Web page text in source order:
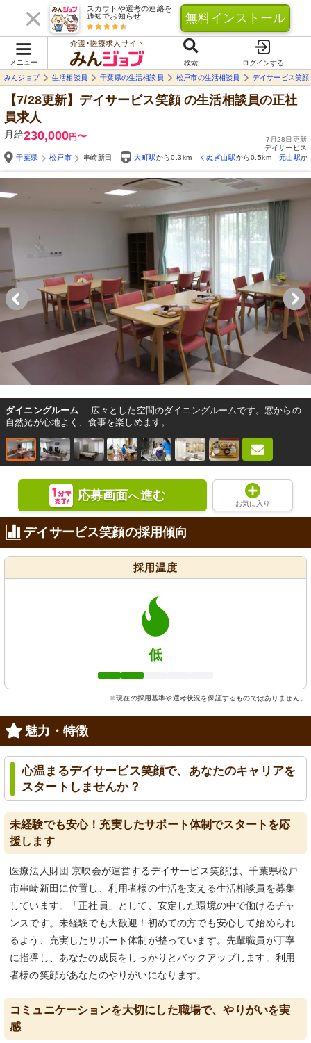
スカウトや選考の連絡を
通知でお知らせ
無料インストール
メニュー
介護･医療求人サイト
検索
ログインする
みんジョブ
生活相談員 千葉県の生活相談員 松戸市の生活相談員 デイサービス笑顔
【7/28更新】デイサービス笑顔の生活相談員の正社
員求人
月給230,000円〜
7月28日更新
デイサービス
千葉県
松戸市 串崎新田 大町駅から0.3km くぬぎ山駅から0.5km 元山駅か
ダイニングルーム
広々とした空間のダイニングルームです。窓からの
自然光が心地よく、食事を楽しめます。
応募画面へ進む
お気に入り
デイサービス笑顔の採用傾向
採用温度
低
※現在の採用基準や選考状況を保証するものではありません。
魅力・特徴
心温まるデイサービス笑顔で、あなたのキャリアを
スタートしませんか？
未経験でも安心！充実したサポート体制でスタートを応
援します
医療法人財団 京映会が運営するデイサービス笑顔は、千葉県松戸
市串崎新田に位置し、利用者様の生活を支える生活相談員を募集
しています。「正社員」として、安定した環境の中で働けるチャ
ンスです。未経験でも大歓迎！初めての方でも安心して始められ
るよう、充実したサポート体制が整っています。先輩職員が丁寧
に指導し、あなたの成長をしっかりとバックアップします。利用
者様の笑顔があなたのやりがいになります。
コミュニケーションを大切にした職場で、やりがいを実
感